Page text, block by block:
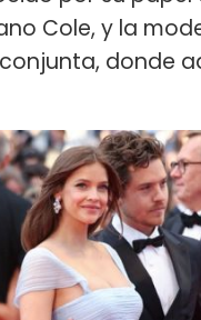
Cole, y la
donde